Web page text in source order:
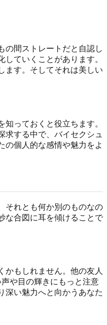
の間ストレートだと自認し
ていくことがあります。
ます。そしてそれは美しい
っておくと役立ちます。
する中で、バイセクシュ
の個人的な感情や魅力をよ
それとも何か別のものなの
な合図に耳を傾けることで
かもしれません。他の友人
や目の輝きにもっと注意
深い魅力へと向かうあなた